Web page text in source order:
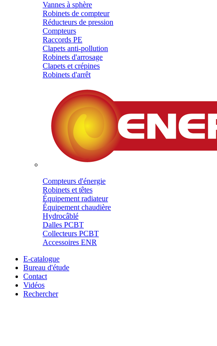
Vannes à sphère
Robinets de compteur
Réducteurs de pression
Compteurs
Raccords PE
Clapets anti-pollution
Robinets d'arrosage
Clapets et crépines
Robinets d'arrêt
Compteurs d'énergie
Robinets et têtes
Équipement radiateur
Équipement chaudière
Hydrocâblé
Dalles PCBT
Collecteurs PCBT
Accessoires ENR
E-catalogue
Bureau d'étude
Contact
Vidéos
Rechercher